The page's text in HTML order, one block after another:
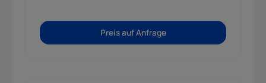
Preis auf Anfrage